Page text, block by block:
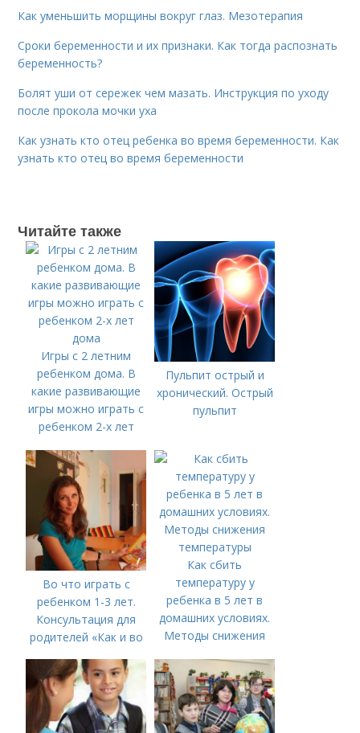
Как уменьшить морщины вокруг глаз. Мезотерапия
Сроки беременности и их признаки. Как тогда распознать
беременность?
Болят уши от сережек чем мазать. Инструкция по уходу
после прокола мочки уха
Как узнать кто отец ребенка во время беременности. Как
узнать кто отец во время беременности
Читайте также
Игры с 2 летним
ребенком дома. В
какие развивающие
игры можно играть с
ребенком 2-х лет
Пульпит острый и
хронический. Острый
пульпит
Во что играть с
ребенком 1-3 лет.
Консультация для
родителей «Как и во
ребенком от 1,5 до 3
лет»
Как сбить
температуру у
ребенка в 5 лет в
домашних условиях.
Методы снижения